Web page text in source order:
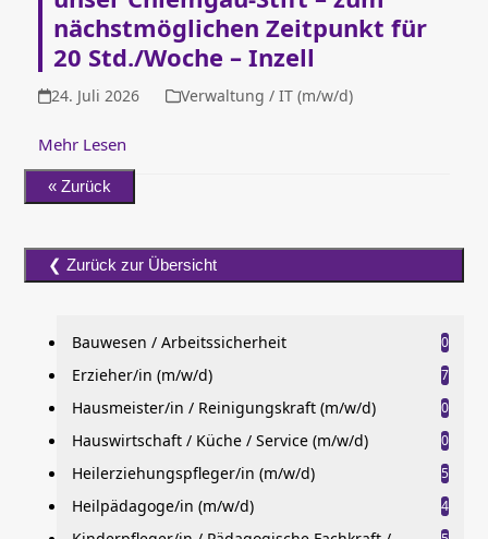
nächstmöglichen Zeitpunkt für
20 Std./Woche – Inzell
24. Juli 2026 Verwaltung / IT (m/w/d)
Mehr Lesen
Bauwesen / Arbeitssicherheit 0
Erzieher/in (m/w/d) 7
Hausmeister/in / Reinigungskraft (m/w/d) 0
Hauswirtschaft / Küche / Service (m/w/d) 0
Heilerziehungspfleger/in (m/w/d) 5
Heilpädagoge/in (m/w/d) 4